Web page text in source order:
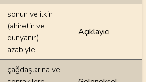
sonun ve ilkin
(ahiretin ve
dünyanın)
azabıyle
Açıklayıcı
çağdaşlarına ve